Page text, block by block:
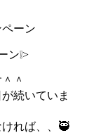
ーン
❕>
＾
続いていま
れば、、🥷